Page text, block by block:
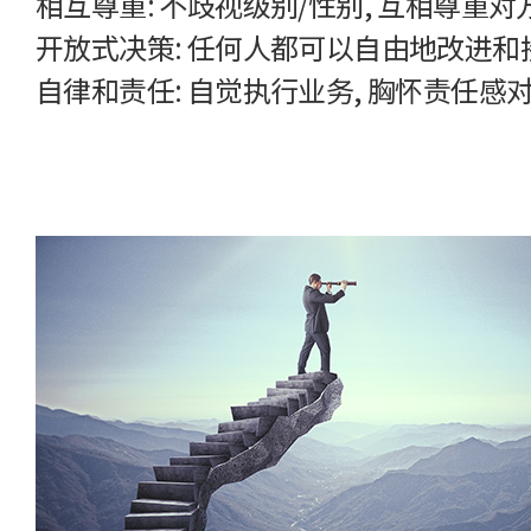
开放式决策: 任何人都可以自由地改进
自律和责任: 自觉执行业务, 胸怀责任感